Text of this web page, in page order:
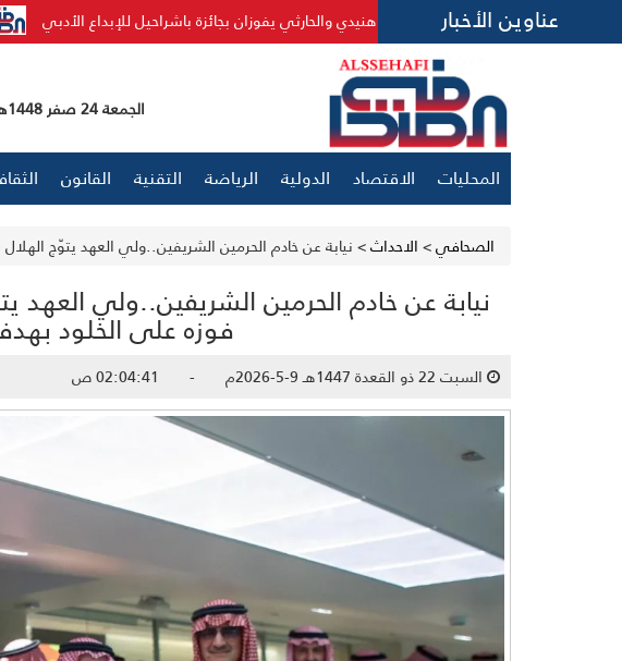
عناوين الأخبار
بجائزة باشراحيل للإبداع الأدبي البرازيل تكسر الهيمنة الإسبانية وتتوج بلقب
الجمعة 24 صفر 1448هـ - 07 أغسطس 2026 م
المحليات الاقتصاد الدولية الرياضة التقنية القانون
الصحافي> الاحداث> نيابة عن خادم الحرمين الشريفين..ولي العهد يتوّج
نيابة عن خادم الحرمين الشريفين..ولي العهد
فوزه على الخلود
السبت 22 ذو القعدة 1447هـ 9-5-2026م - 02:04:41 ص